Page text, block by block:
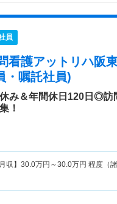
員
看護アットリハ阪
・嘱託社員)
休み＆年間休日120日◎訪
！
収】 30.0万円～30.0万円 程度（